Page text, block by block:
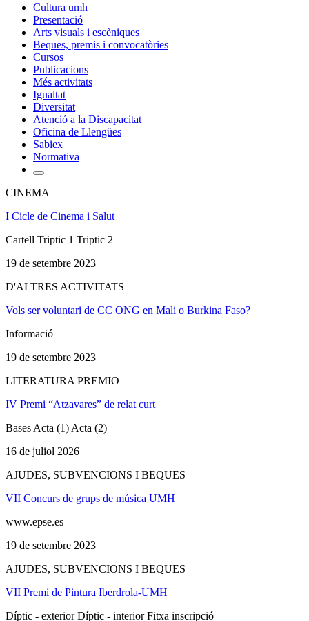
Cultura umh
Presentació
Arts visuals i escèniques
Beques, premis i convocatòries
Cursos
Publicacions
Més activitats
Igualtat
Diversitat
Atenció a la Discapacitat
Oficina de Llengües
Sabiex
Normativa
CINEMA
I Cicle de Cinema i Salut
Cartell Triptic 1 Triptic 2
19 de setembre 2023
D'ALTRES ACTIVITATS
Vols ser voluntari de CC ONG en Mali o Burkina Faso?
Informació
19 de setembre 2023
LITERATURA PREMIO
IV Premi “Atzavares” de relat curt
Bases Acta (1) Acta (2)
16 de juliol 2026
AJUDES, SUBVENCIONS I BEQUES
VII Concurs de grups de música UMH
www.epse.es
19 de setembre 2023
AJUDES, SUBVENCIONS I BEQUES
VII Premi de Pintura Iberdrola-UMH
Díptic - exterior Díptic - interior Fitxa inscripció